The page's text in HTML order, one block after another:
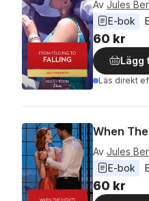
Av Jules
E-bok
60 kr
Lägg
Läs direkt
When
Av Jules
E-bok
60 kr